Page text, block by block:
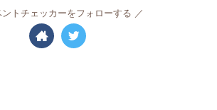
ントチェッカーをフォローする